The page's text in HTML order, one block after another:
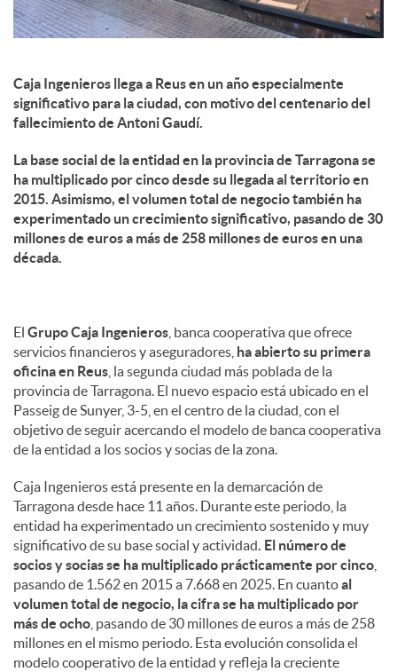
Caja Ingenieros llega a Reus en un año especialmente
significativo para la ciudad, con motivo del centenario del
fallecimiento de Antoni Gaudí.
La base social de la entidad en la provincia de Tarragona se
ha multiplicado por cinco desde su llegada al territorio en
2015. Asimismo, el volumen total de negocio también ha
experimentado un crecimiento significativo, pasando de 30
millones de euros a más de 258 millones de euros en una
década.
El Grupo Caja Ingenieros , banca cooperativa que ofrece
servicios financieros y aseguradores, ha abierto su primera
oficina en Reus , la segunda ciudad más poblada de la
provincia de Tarragona. El nuevo espacio está ubicado en el
Passeig de Sunyer, 3-5, en el centro de la ciudad, con el
objetivo de seguir acercando el modelo de banca cooperativa
de la entidad a los socios y socias de la zona.
Caja Ingenieros está presente en la demarcación de
Tarragona desde hace 11 años. Durante este periodo, la
entidad ha experimentado un crecimiento sostenido y muy
significativo de su base social y actividad. El número de
socios y socias se ha multiplicado prácticamente por cinco
pasando de 1.562 en 2015 a 7.668 en 2025. En cuantoal
volumen total de negocio, la cifra se ha multiplicado por
más de ocho , pasando de 30 millones de euros a más de 258
millones en el mismo periodo. Esta evolución consolida el
modelo cooperativo de la entidad y refleja la creciente